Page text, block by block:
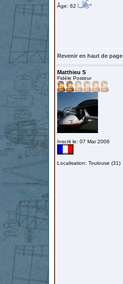
Âge: 62
Revenir en haut de page
Matthieu S
Fidèle Posteur
Inscrit le: 07 Mar 2006
Localisation: Toulouse (31)